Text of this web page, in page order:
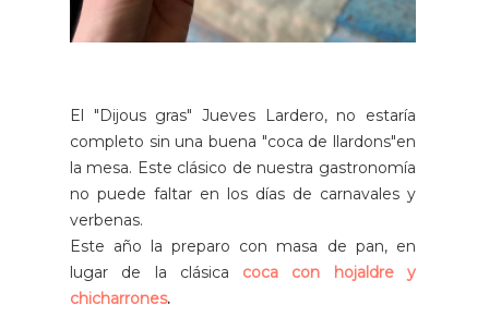
El "Dijous gras" Jueves Lardero, no estaría
completo sin una buena "coca de llardons"en
la mesa. Este clásico de nuestra gastronomía
no puede faltar en los días de carnavales y
verbenas.
Este año la preparo con masa de pan, en
lugar de la clásica coca con hojaldre y
chicharrones.